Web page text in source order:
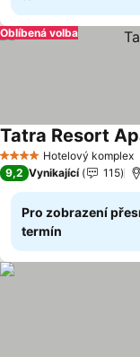
Oblíbená volba
4 Počet hvězdiček
Hotelový komplex
Tatra Resort
9,2 Vynikající 115
Pro zobrazení
termín